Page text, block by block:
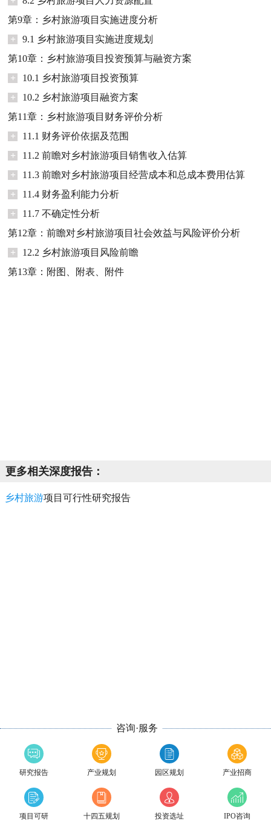
第9章：乡村旅游项目实施进度分析
+
9.1 乡村旅游项目实施进度规划
第10章：乡村旅游项目投资预算与融资方案
+
10.1 乡村旅游项目投资预算
+
10.2 乡村旅游项目融资方案
第11章：乡村旅游项目财务评价分析
+
11.1 财务评价依据及范围
+
11.2 前瞻对乡村旅游项目销售收入估算
+
11.3 前瞻对乡村旅游项目经营成本和总成本费用估算
+
11.4 财务盈利能力分析
+
11.7 不确定性分析
第12章：前瞻对乡村旅游项目社会效益与风险评价分析
+
12.2 乡村旅游项目风险前瞻
第13章：附图、附表、附件
更多相关深度报告：
乡村旅游项目可行性研究报告
咨询·服务
研究报告 产业规划 园区规划 产业招商
项目可研 十四五规划 投资选址 IPO咨询